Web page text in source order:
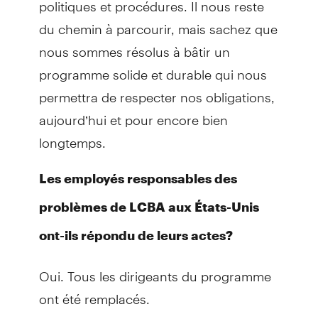
du chemin à parcourir, mais sachez que
nous sommes résolus à bâtir un
programme solide et durable qui nous
permettra de respecter nos obligations,
aujourd’hui et pour encore bien
longtemps.
Les employés responsables des
problèmes de LCBA aux États-Unis
ont-ils répondu de leurs actes?
Oui. Tous les dirigeants du programme
ont été remplacés.